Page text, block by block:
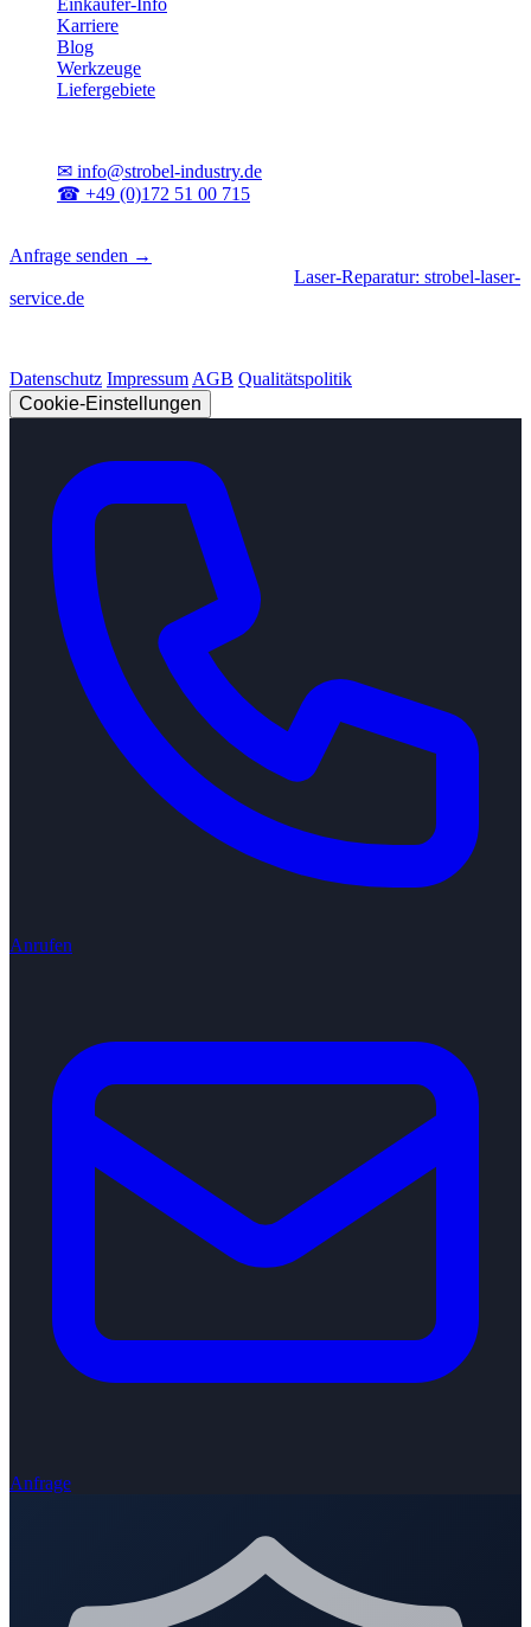
Karriere
Blog
Werkzeuge
Liefergebiete
✉ info@strobel-industry.de
☎ +49 (0)172 51 00 715
Anfrage senden →
Laser-Reparatur: strobel-laser-
service.de
Datenschutz Impressum AGB Qualitätspolitik
Cookie-Einstellungen
Anrufen
Anfrage